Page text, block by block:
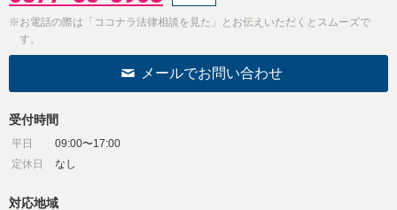
※お電話の際は「ココナラ法律相談を見た」とお伝えいただくとスムーズで
す。
メールでお問い合わせ
受付時間
平日
09:00〜17:00
定休日
なし
対応地域